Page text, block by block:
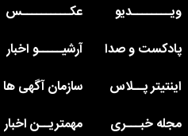
ویــــــــدیو
عکــــــــــس
پادکست و صدا
آرشیـــــو اخبار
اینتیتر پــلاس
سازمان آگهی ها
مجله خبـــری
مهمتریــن اخبار